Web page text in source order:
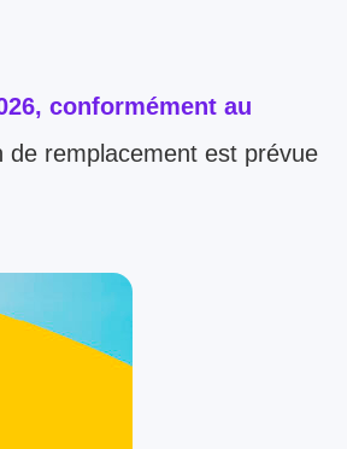
, conformément au
de remplacement est prévue